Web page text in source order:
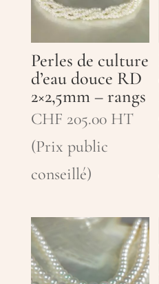
Perles de culture
d’eau douce RD
2×2,5mm – rangs
CHF 205.00 HT
(Prix public
conseillé)